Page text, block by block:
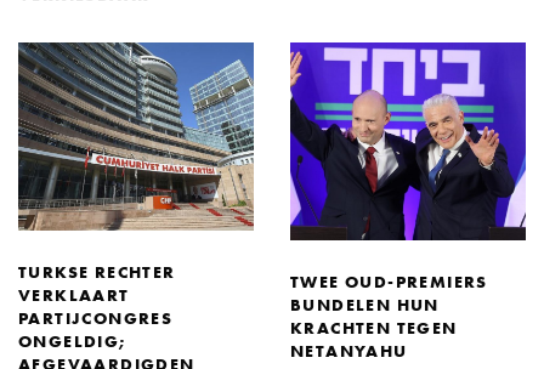
TURKSE RECHTER
VERKLAART
PARTIJCONGRES
ONGELDIG;
AFGEVAARDIGDEN
TWEE OUD-PREMIERS
BUNDELEN HUN
KRACHTEN TEGEN
NETANYAHU